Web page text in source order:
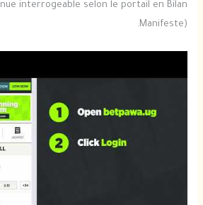
interrogeable selon le portail en Bilan
Manifeste).